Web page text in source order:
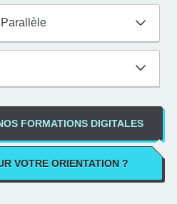
former aux
digital ?
FORMATIONS DIGITALES
VOTRE ORIENTATION ?